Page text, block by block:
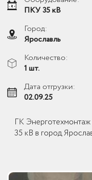
ПКУ 35 кВ
Город:
Ярославль
Количество:
1 шт.
Дата отгрузки:
02.09.25
ГК
35 кВ в город